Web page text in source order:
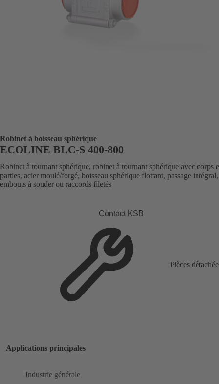
Robinet à boisseau sphérique
ECOLINE BLC-S 400-800
Robinet à tournant sphérique, robinet à tournant sphérique avec corps
parties, acier moulé/forgé, boisseau sphérique flottant, passage intégral,
embouts à souder ou raccords filetés
Contact KSB
Pièces
Applications principales
Industrie générale